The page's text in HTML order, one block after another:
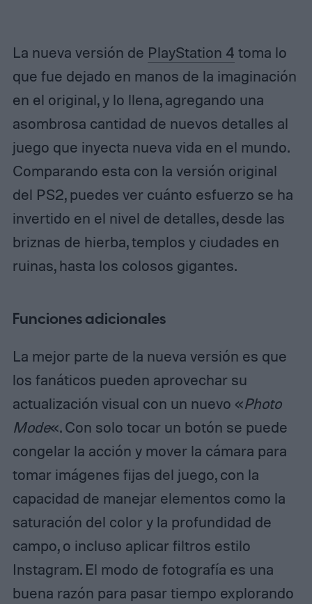
La nueva versión de PlayStation 4 toma lo
que fue dejado en manos de la imaginación
en el original, y lo llena, agregando una
asombrosa cantidad de nuevos detalles al
juego que inyecta nueva vida en el mundo.
Comparando esta con la versión original
del PS2, puedes ver cuánto esfuerzo se ha
invertido en el nivel de detalles, desde las
briznas de hierba, templos y ciudades en
ruinas, hasta los colosos gigantes.
Funciones adicionales
La mejor parte de la nueva versión es que
los fanáticos pueden aprovechar su
actualización visual con un nuevo «Photo
Mode«. Con solo tocar un botón se puede
congelar la acción y mover la cámara para
tomar imágenes fijas del juego, con la
capacidad de manejar elementos como la
saturación del color y la profundidad de
campo, o incluso aplicar filtros estilo
Instagram. El modo de fotografía es una
buena razón para pasar tiempo explorando